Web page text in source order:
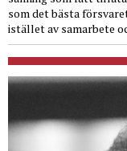
som det bästa
istället av samarbete